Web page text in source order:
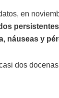
en
náuseas y
dos